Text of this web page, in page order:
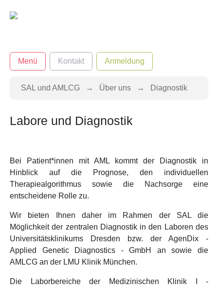
Menü Kontakt Anmeldung
SAL und AMLCG Über uns Diagnostik
Labore und Diagnostik
Bei Patient*innen mit AML kommt der Diagnostik in
Hinblick auf die Prognose, den individuellen
Therapiealgorithmus sowie die Nachsorge eine
entscheidene Rolle zu.
Wir bieten Ihnen daher im Rahmen der SAL die
Möglichkeit der zentralen Diagnostik in den Laboren des
Universitätsklinikums Dresden bzw. der AgenDix -
Applied Genetic Diagnostics - GmbH an sowie die
AMLCG an der LMU Klinik München.
Die Laborbereiche der Medizinischen Klinik I -